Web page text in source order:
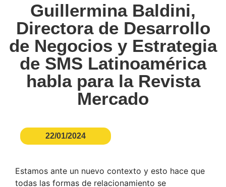
Guillermina Baldini,
Directora de Desarrollo
de Negocios y Estrategia
de SMS Latinoamérica
habla para la Revista
Mercado
22/01/2024
Estamos ante un nuevo contexto y esto hace que
todas las formas de relacionamiento se